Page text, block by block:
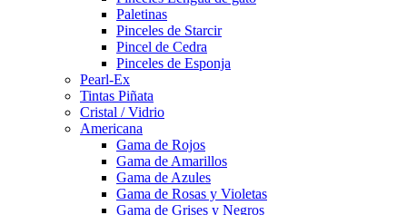
Paletinas
Pinceles de Starcir
Pincel de Cedra
Pinceles de Esponja
Pearl-Ex
Tintas Piñata
Cristal / Vidrio
Americana
Gama de Rojos
Gama de Amarillos
Gama de Azules
Gama de Rosas y Violetas
Gama de Grises y Negros